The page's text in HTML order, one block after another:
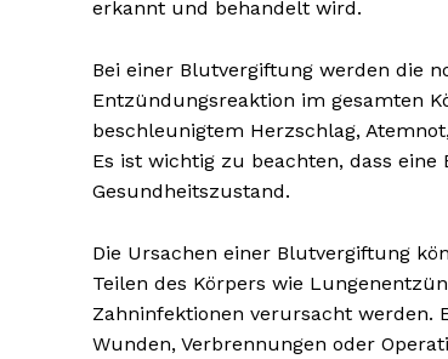
erkannt und behandelt wird.
Bei einer Blutvergiftung werden die
Entzündungsreaktion im gesamten
beschleunigtem Herzschlag,
Es ist wichtig zu beachten, dass
Gesundheitszustand.
Die Ursachen einer Blutvergiftung
Teilen des Körpers wie
Zahninfektionen verursacht werden.
Wunden, Verbrennungen oder